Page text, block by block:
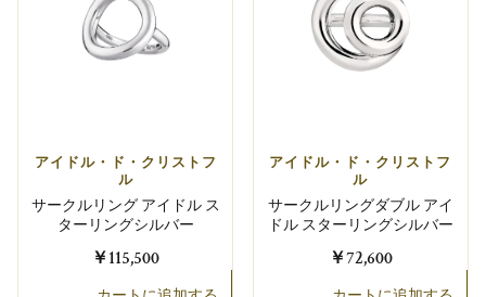
アイドル・ド・クリストフ
ル
サークルリング アイドル ス
ターリングシルバー
￥115,500
アイドル・ド・クリストフ
ル
サークルリングダブル アイ
ドル スターリングシルバー
￥72,600